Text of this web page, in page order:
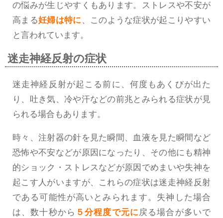
の悩みが生じやすくもあります。ストレスや不安が
高まる妊婦は特に 、このような症状が起こりやすい
と言われています。
迷走神経反射の症状
迷走神経反射が起こる前に、何度もあくびが出た
り、吐き気、冷や汗などの前兆とみられる症状が見
られる場合もあります。
時々、注射器の針を見た瞬間、血液を見た瞬間など
恐怖や不安などが原因になったり、その他にも精神
的ショック・ストレスなどが原因でめまいや失神を
起こす人がいますが、これらの症状は迷走神経反射
である可能性が高いとみられます。失神した場合
は、数十秒から ５分程度で元に戻る場合が多いで